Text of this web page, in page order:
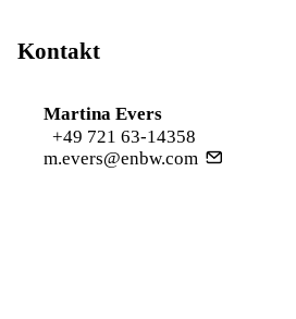
Kontakt
Martina Evers
+49 721 63-14358
m.evers@enbw.com